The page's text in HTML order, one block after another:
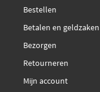
Bestellen
Betalen en geldzaken
Bezorgen
Retourneren
Mijn account